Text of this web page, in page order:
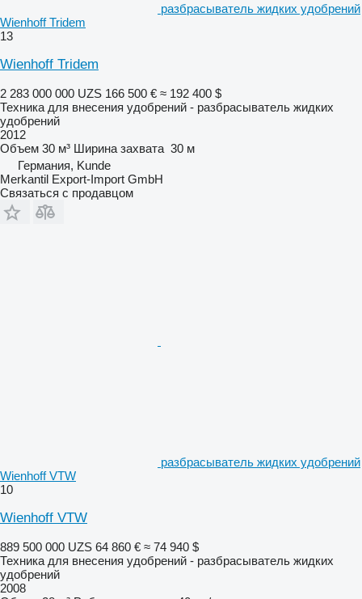
разбрасыватель жидких удобрений
Wienhoff Tridem
13
Wienhoff Tridem
2 283 000 000 UZS 166 500 € ≈ 192 400 $
Техника для внесения удобрений - разбрасыватель жидких
удобрений
2012
Объем 30 м³ Ширина захвата 30 м
Германия, Kunde
Merkantil Export-Import GmbH
Связаться с продавцом
разбрасыватель жидких удобрений
Wienhoff VTW
10
Wienhoff VTW
889 500 000 UZS 64 860 € ≈ 74 940 $
Техника для внесения удобрений - разбрасыватель жидких
удобрений
2008